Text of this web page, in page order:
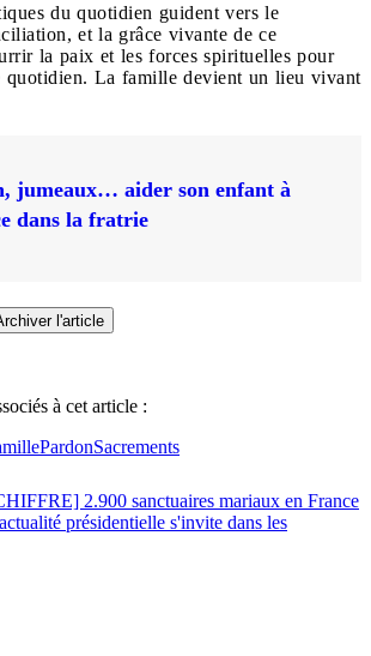
du quotidien guident vers le
et la grâce vivante de ce
la paix et les forces spirituelles pour
quotidien. La famille devient un lieu vivant
jumeaux… aider son enfant à
dans la fratrie
l'article
à cet article :
PardonSacrements
2.900 sanctuaires mariaux en France
présidentielle s'invite dans les